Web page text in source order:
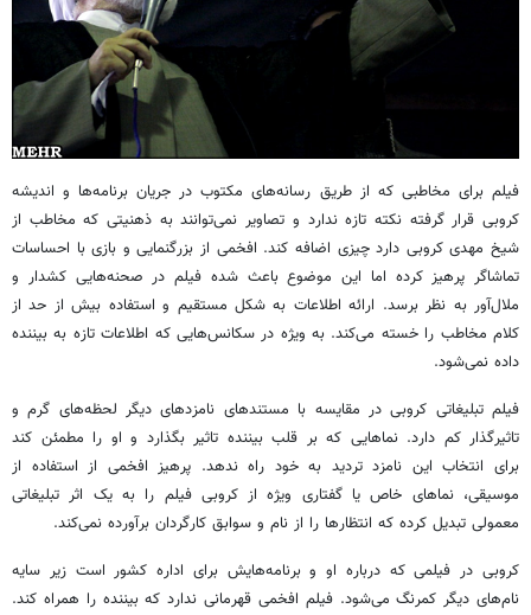
فیلم برای مخاطبی که از طریق رسانه‌های مکتوب در جریان برنامه‌ها و اندیشه
کروبی قرار گرفته نکته تازه ندارد و تصاویر نمی‌توانند به ذهنیتی که مخاطب از
شیخ مهدی کروبی دارد چیزی اضافه کند. افخمی از بزرگنمایی و بازی با احساسات
تماشاگر پرهیز کرده اما این موضوع باعث شده فیلم در صحنه‌هایی کشدار و
ملال‌آور به نظر برسد. ارائه اطلاعات به شکل مستقیم و استفاده بیش از حد از
کلام مخاطب را خسته می‌کند. به ویژه در سکانس‌هایی که اطلاعات تازه به بیننده
داده نمی‌شود.
فیلم تبلیغاتی کروبی در مقایسه با مستندهای نامزدهای دیگر لحظه‌های گرم و
تاثیرگذار کم دارد. نماهایی که بر قلب بیننده تاثیر بگذارد و او را مطمئن کند
برای انتخاب این نامزد تردید به خود راه ندهد. پرهیز افخمی از استفاده از
موسیقی، نماهای خاص یا گفتاری ویژه از کروبی فیلم را به یک اثر تبلیغاتی
معمولی تبدیل کرده که انتظارها را از نام و سوابق کارگردان برآورده نمی‌کند.
کروبی در فیلمی که درباره او و برنامه‌هایش برای اداره کشور است زیر سایه
نام‌های دیگر کمرنگ می‌شود. فیلم افخمی قهرمانی ندارد که بیننده را همراه کند.